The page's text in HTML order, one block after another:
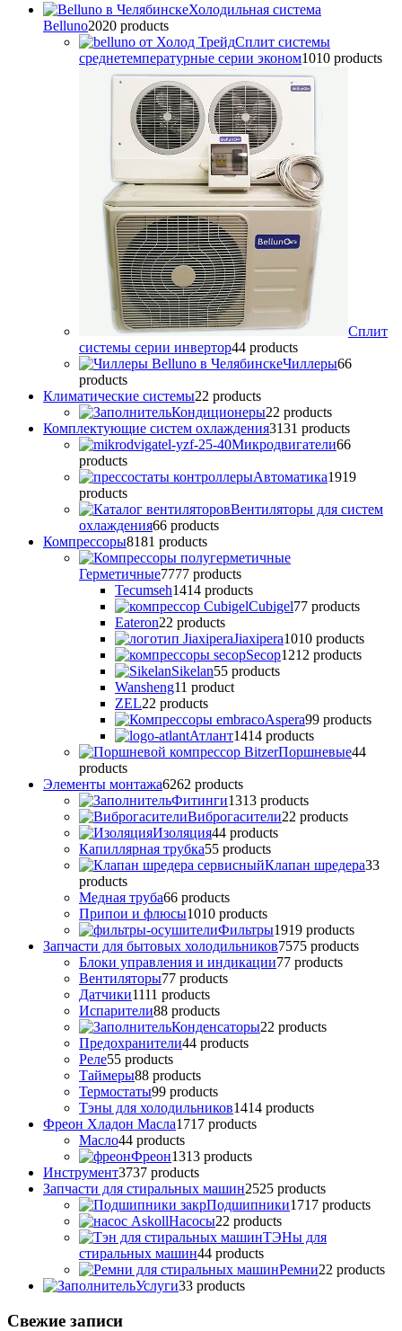
Холодильная система
Belluno2020 products
Сплит системы
среднетемпературные серии эконом1010 products
Сплит
системы серии инвертор44 products
Чиллеры66
products
Климатические системы22 products
Кондиционеры22 products
Комплектующие систем охлаждения3131 products
Микродвигатели66
products
Автоматика1919
products
Вентиляторы для систем
охлаждения66 products
Компрессоры8181 products
Герметичные7777 products
Tecumseh1414 products
Cubigel77 products
Eateron22 products
Jiaxipera1010 products
Secop1212 products
Sikelan55 products
Wansheng11 product
ZEL22 products
Аspera99 products
Атлант1414 products
Поршневые44
products
Элементы монтажа6262 products
Фитинги1313 products
Виброгасители22 products
Изоляция44 products
Капиллярная трубка55 products
Клапан шредера33
products
Медная труба66 products
Припои и флюсы1010 products
Фильтры1919 products
Запчасти для бытовых холодильников7575 products
Блоки управления и индикации77 products
Вентиляторы77 products
Датчики1111 products
Испарители88 products
Конденсаторы22 products
Предохранители44 products
Реле55 products
Таймеры88 products
Термостаты99 products
Тэны для холодильников1414 products
Фреон Хладон Масла1717 products
Масло44 products
Фреон1313 products
Инструмент3737 products
Запчасти для стиральных машин2525 products
Подшипники1717 products
Насосы22 products
ТЭНы для
стиральных машин44 products
Ремни22 products
Услуги33 products
Свежие записи